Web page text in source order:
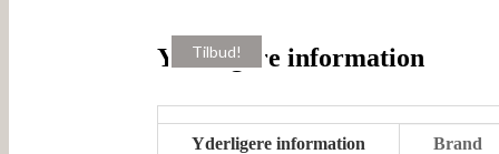
Yderligere information
Yderligere information Brand
Tilbud!
Tilbud!